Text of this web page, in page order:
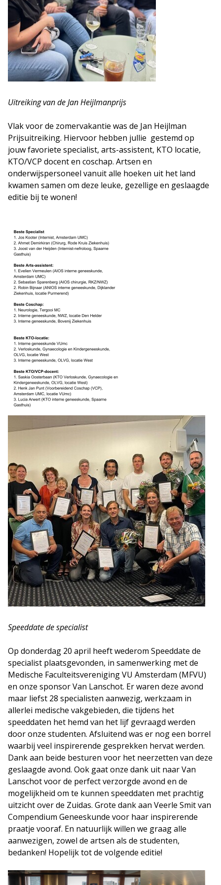
Uitreiking van de Jan Heijlmanprijs
Vlak voor de zomervakantie was de Jan Heijlman
Prijsuitreiking. Hiervoor hebben jullie gestemd op
jouw favoriete specialist, arts-assistent, KTO locatie,
KTO/VCP docent en coschap. Artsen en
onderwijspersoneel vanuit alle hoeken uit het land
kwamen samen om deze leuke, gezellige en geslaagde
editie bij te wonen!
Speeddate de specialist
Op donderdag 20 april heeft wederom Speeddate de
specialist plaatsgevonden, in samenwerking met de
Medische Faculteitsvereniging VU Amsterdam (MFVU)
en onze sponsor Van Lanschot. Er waren deze avond
maar liefst 28 specialisten aanwezig, werkzaam in
allerlei medische vakgebieden, die tijdens het
speeddaten het hemd van het lijf gevraagd werden
door onze studenten. Afsluitend was er nog een borrel
waarbij veel inspirerende gesprekken hervat werden.
Dank aan beide besturen voor het neerzetten van deze
geslaagde avond. Ook gaat onze dank uit naar Van
Lanschot voor de perfect verzorgde avond en de
mogelijkheid om te kunnen speeddaten met prachtig
uitzicht over de Zuidas. Grote dank aan Veerle Smit van
Compendium Geneeskunde voor haar inspirerende
praatje vooraf. En natuurlijk willen we graag alle
aanwezigen, zowel de artsen als de studenten,
bedanken! Hopelijk tot de volgende editie!